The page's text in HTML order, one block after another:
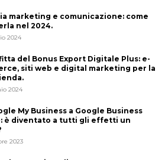
marketing e comunicazione: come
nel 2024.
2024
del Bonus Export Digitale Plus: e-
siti web e digital marketing per la
2024
My Business a Google Business
è diventato a tutti gli effetti un
2023